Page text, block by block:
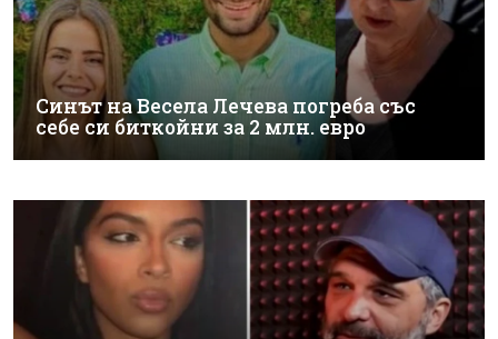
Синът на Весела Лечева погреба със
себе си биткойни за 2 млн. евро